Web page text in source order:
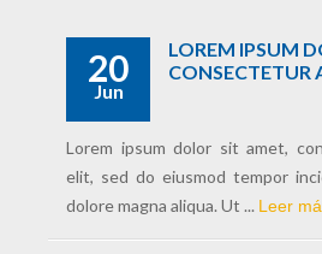
20
Jun
LOREM IPSUM
CONSECTETUR
Lorem ipsum dolor sit amet,
elit, sed do eiusmod tempor
dolore magna aliqua. Ut ... Leer